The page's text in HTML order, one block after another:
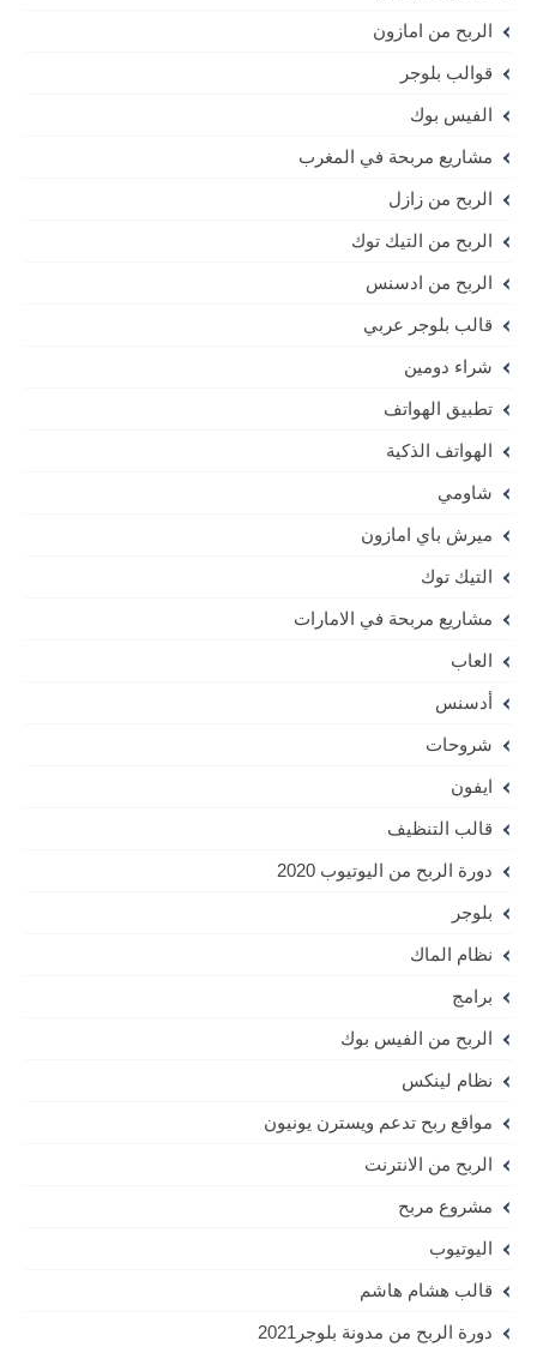
الربح من امازون
قوالب بلوجر
الفيس بوك
مشاريع مربحة في المغرب
الربح من زازل
الربح من التيك توك
الربح من ادسنس
قالب بلوجر عربي
شراء دومين
تطبيق الهواتف
الهواتف الذكية
شاومي
ميرش باي امازون
التيك توك
مشاريع مربحة في الامارات
العاب
أدسنس
شروحات
ايفون
قالب التنظيف
دورة الربح من اليوتيوب 2020
بلوجر
نظام الماك
برامج
الربح من الفيس بوك
نظام لينكس
مواقع ربح تدعم ويسترن يونيون
الربح من الانترنت
مشروع مربح
اليوتيوب
قالب هشام هاشم
دورة الربح من مدونة بلوجر2021